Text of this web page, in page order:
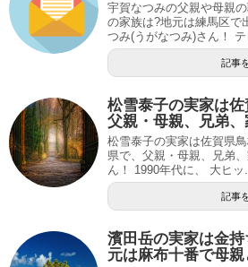
宇賀なつみの父親や母親
の家族は?地元は練馬区で
つみ(うがなつみ)さん！
記事
松雪泰子の実家は
父親・母親、兄弟
松雪泰子の実家は佐賀県
県で、父親・母親、兄弟
ん！ 1990年代に、 大ヒッ
記事
濱田岳の実家は金
元は麻布十番で母